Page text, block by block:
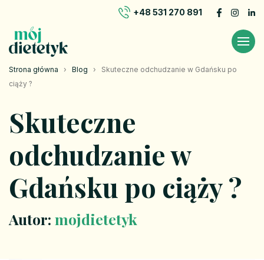
+48 531 270 891
Strona główna › Blog › Skuteczne odchudzanie w Gdańsku po
ciąży ?
Skuteczne
odchudzanie w
Gdańsku po ciąży ?
Autor: mojdietetyk